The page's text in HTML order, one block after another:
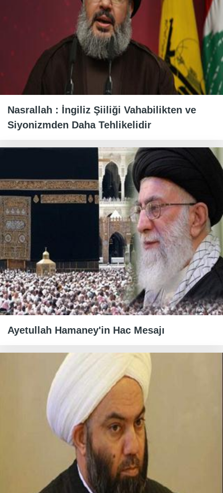
Nasrallah : İngiliz Şiiliği Vahabilikten ve
Siyonizmden Daha Tehlikelidir
Ayetullah Hamaney'in Hac Mesajı